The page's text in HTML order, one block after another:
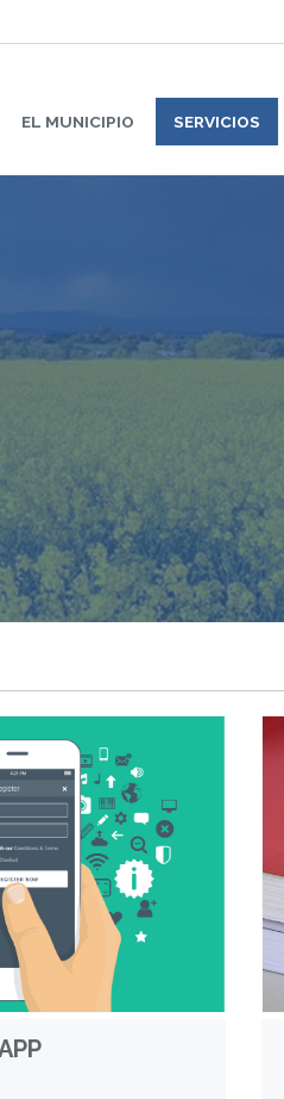
EL MUNICIPIO SERVICIOS